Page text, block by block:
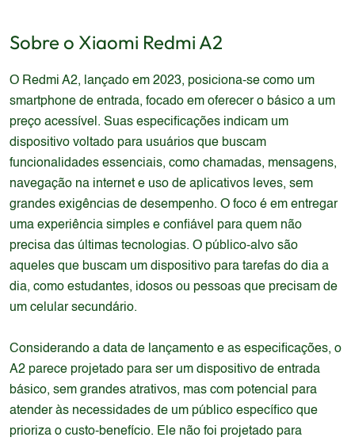
Sobre o Xiaomi Redmi A2
O Redmi A2, lançado em 2023, posiciona-se como um
smartphone de entrada, focado em oferecer o básico a um
preço acessível. Suas especificações indicam um
dispositivo voltado para usuários que buscam
funcionalidades essenciais, como chamadas, mensagens,
navegação na internet e uso de aplicativos leves, sem
grandes exigências de desempenho. O foco é em entregar
uma experiência simples e confiável para quem não
precisa das últimas tecnologias. O público-alvo são
aqueles que buscam um dispositivo para tarefas do dia a
dia, como estudantes, idosos ou pessoas que precisam de
um celular secundário.
Considerando a data de lançamento e as especificações, o
A2 parece projetado para ser um dispositivo de entrada
básico, sem grandes atrativos, mas com potencial para
atender às necessidades de um público específico que
prioriza o custo-benefício. Ele não foi projetado para